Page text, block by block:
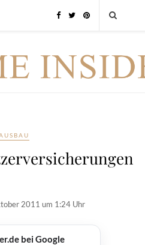
2011 um 1:24 Uhr
bei Google